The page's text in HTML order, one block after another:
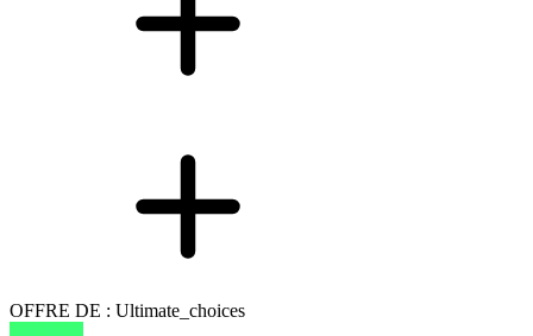
OFFRE DE : Ultimate_choices